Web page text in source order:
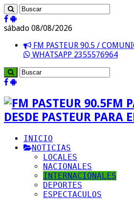
sábado 08/08/2026
FM PASTEUR 90.5 /
WHATSAPP 2355576964
FM
DESDE PASTEUR PARA
INICIO
NOTICIAS
LOCALES
NACIONALES
INTERNACIONALES
DEPORTES
ESPECTACULOS